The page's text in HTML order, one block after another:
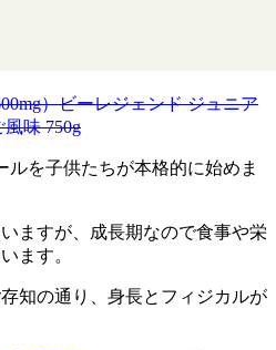
）ビーレジェンド ジュニア
味 750g
ルを子供たちが本格的に始めま
ますが、成長期なので食事や栄
ます。
知の通り、身長とフィジカルが